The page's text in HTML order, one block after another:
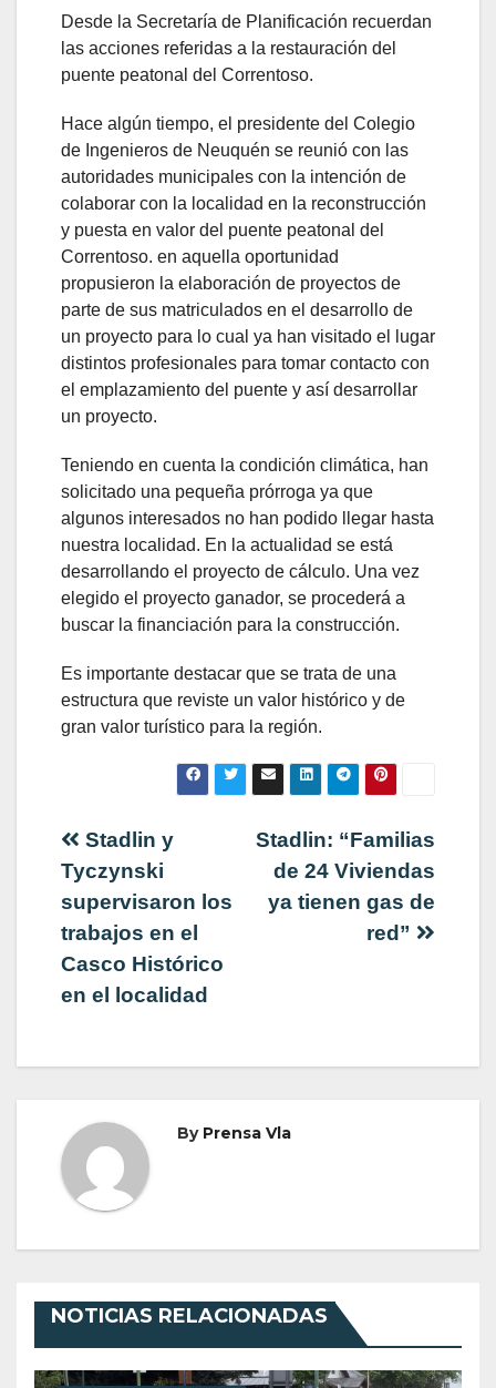
Desde la Secretaría de Planificación recuerdan
las acciones referidas a la restauración del
puente peatonal del Correntoso.
Hace algún tiempo, el presidente del Colegio
de Ingenieros de Neuquén se reunió con las
autoridades municipales con la intención de
colaborar con la localidad en la reconstrucción
y puesta en valor del puente peatonal del
Correntoso. en aquella oportunidad
propusieron la elaboración de proyectos de
parte de sus matriculados en el desarrollo de
un proyecto para lo cual ya han visitado el lugar
distintos profesionales para tomar contacto con
el emplazamiento del puente y así desarrollar
un proyecto.
Teniendo en cuenta la condición climática, han
solicitado una pequeña prórroga ya que
algunos interesados no han podido llegar hasta
nuestra localidad. En la actualidad se está
desarrollando el proyecto de cálculo. Una vez
elegido el proyecto ganador, se procederá a
buscar la financiación para la construcción.
Es importante destacar que se trata de una
estructura que reviste un valor histórico y de
gran valor turístico para la región.
Navegación
de
entradas
Stadlin: “Familias
de 24 Viviendas
ya tienen gas de
red”
Stadlin y
Tyczynski
supervisaron los
trabajos en el
Casco Histórico
en el localidad
By Prensa Vla
NOTICIAS RELACIONADAS